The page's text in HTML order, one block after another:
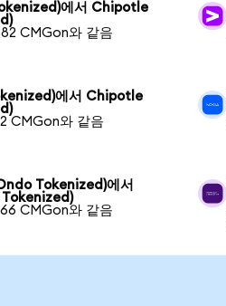
에서 Chipotle
CMGon와 같음
에서 Chipotle
CMGon와 같음
Tokenized)에서
CMGon와 같음